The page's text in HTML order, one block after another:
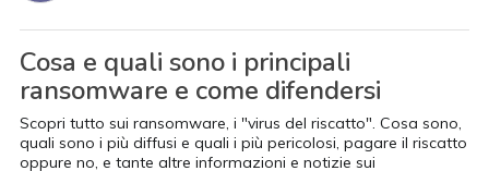
Cosa e quali sono i principali
ransomware e come difendersi
Scopri tutto sui ransomware, i "virus del riscatto". Cosa sono,
quali sono i più diffusi e quali i più pericolosi, pagare il riscatto
oppure no, e tante altre informazioni e notizie sui